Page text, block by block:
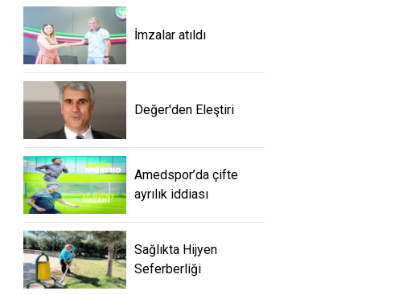
İmzalar atıldı
Değer'den Eleştiri
Amedspor’da çifte
ayrılık iddiası
Sağlıkta Hijyen
Seferberliği